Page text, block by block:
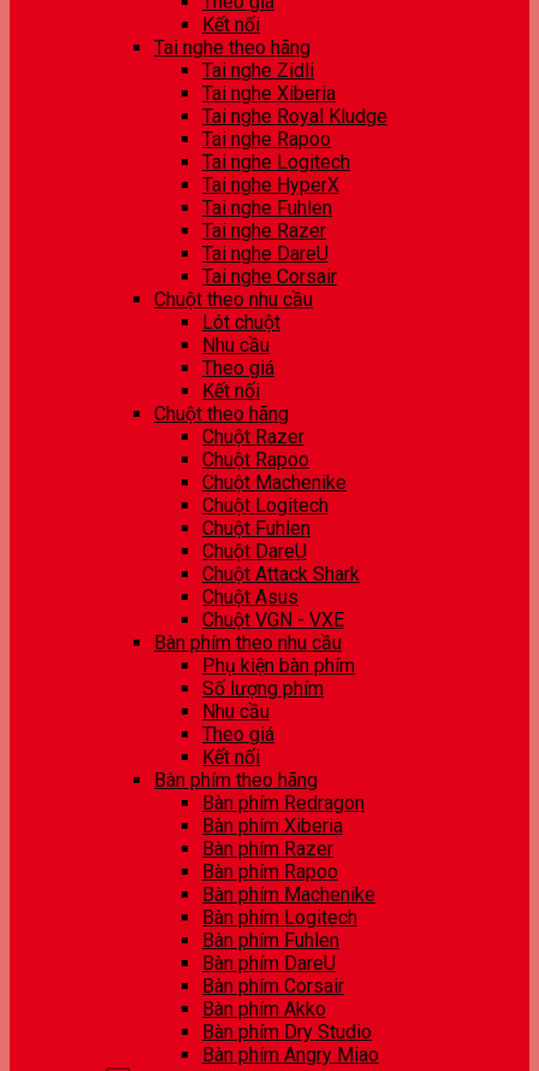
Kết nối
Tai nghe theo hãng
Tai nghe Zidli
Tai nghe Xiberia
Tai nghe Royal Kludge
Tai nghe Rapoo
Tai nghe Logitech
Tai nghe HyperX
Tai nghe Fuhlen
Tai nghe Razer
Tai nghe DareU
Tai nghe Corsair
Chuột theo nhu cầu
Lót chuột
Nhu cầu
Theo giá
Kết nối
Chuột theo hãng
Chuột Razer
Chuột Rapoo
Chuột Machenike
Chuột Logitech
Chuột Fuhlen
Chuột DareU
Chuột Attack Shark
Chuột Asus
Chuột VGN - VXE
Bàn phím theo nhu cầu
Phụ kiện bàn phím
Số lượng phím
Nhu cầu
Theo giá
Kết nối
Bàn phím theo hãng
Bàn phím Redragon
Bàn phím Xiberia
Bàn phím Razer
Bàn phím Rapoo
Bàn phím Machenike
Bàn phím Logitech
Bàn phím Fuhlen
Bàn phím DareU
Bàn phím Corsair
Bàn phím Akko
Bàn phím Dry Studio
Bàn phím Angry Miao